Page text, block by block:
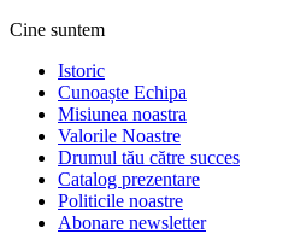
Cine suntem
Istoric
Cunoaște Echipa
Misiunea noastra
Valorile Noastre
Drumul tău către succes
Catalog prezentare
Politicile noastre
Abonare newsletter